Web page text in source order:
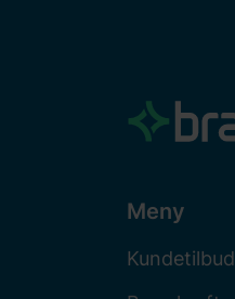
Meny
Kundetilbud